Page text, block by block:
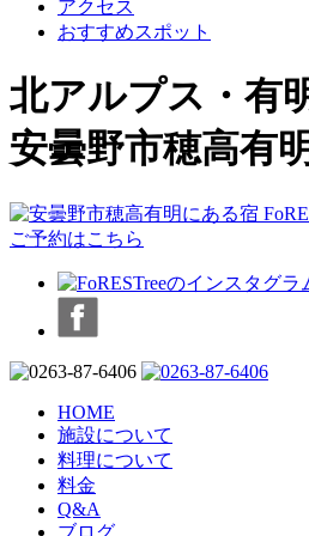
アクセス
おすすめスポット
北アルプス・有
安曇野市穂高有
ご予約はこちら
HOME
施設について
料理について
料金
Q&A
ブログ